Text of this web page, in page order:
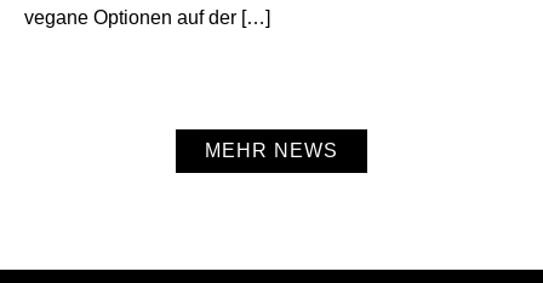
vegane Optionen auf der […]
MEHR NEWS